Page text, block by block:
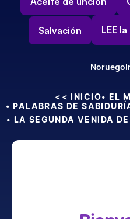
Salvación LEE
Noruego
<< INICIO• EL
• PALABRAS DE
• LA SEGUNDA VENIDA